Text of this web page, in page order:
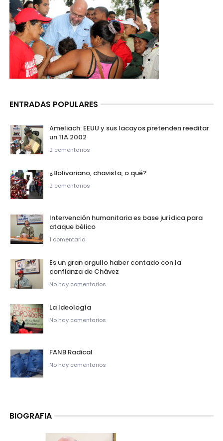
ENTRADAS POPULARES
Ameliach: EEUU y sus lacayos pretenden reeditar
un 11A 2002
2 comentarios
¿Bolivariano, chavista, o qué?
2 comentarios
Intervención humanitaria es base jurídica para
ataque bélico
1 comentario
Es un gran orgullo haber contado con la
confianza de Chávez
No hay comentarios
La Ideología
No hay comentarios
FANB Radical
No hay comentarios
BIOGRAFIA